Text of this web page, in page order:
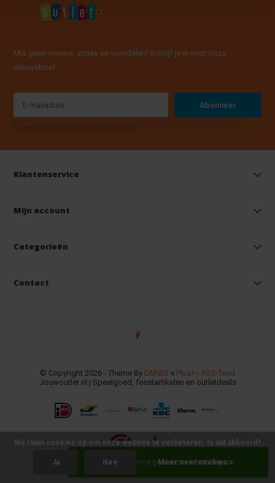
+ Toevoegen aan winkelwagen
Mis geen nieuws, acties en voordelen! Schrijf je in voor onze
nieuwsbrief
Abonneer
* Lees hier de wettelijke beperkingen
Klantenservice
Mijn account
Categorieën
Contact
© Copyright 2026 - Theme By DMWS x Plus+ - RSS-feed
Jouwoutlet.nl | Speelgoed, feestartikelen en outletdeals
Wij slaan cookies op om onze website te verbeteren. Is dat akkoord?
Ja Nee Meer over cookies »